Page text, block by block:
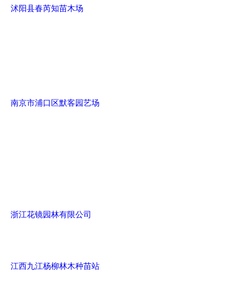
沭阳县春芮知苗木场
南京市浦口区默客园艺场
浙江花镜园林有限公司
江西九江杨柳林木种苗站